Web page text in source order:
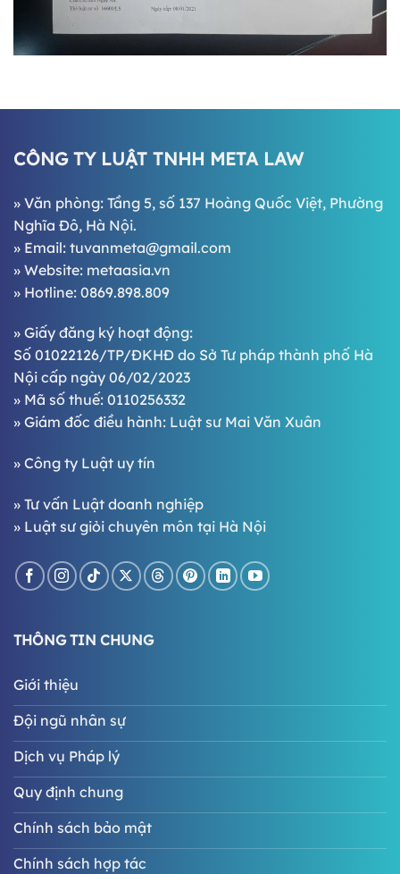
CÔNG TY LUẬT TNHH META LAW
» Văn phòng: Tầng 5, số 137 Hoàng Quốc Việt, Phường
Nghĩa Đô, Hà Nội.
» Email: tuvanmeta@gmail.com
» Website: metaasia.vn
» Hotline: 0869.898.809
» Giấy đăng ký hoạt động:
Số 01022126/TP/ĐKHĐ do Sở Tư pháp thành phố Hà
Nội cấp ngày 06/02/2023
» Mã số thuế: 0110256332
» Giám đốc điều hành: Luật sư Mai Văn Xuân
» Công ty Luật uy tín
» Tư vấn Luật doanh nghiệp
» Luật sư giỏi chuyên môn tại Hà Nội
THÔNG TIN CHUNG
Giới thiệu
Đội ngũ nhân sự
Dịch vụ Pháp lý
Quy định chung
Chính sách bảo mật
Chính sách hợp tác